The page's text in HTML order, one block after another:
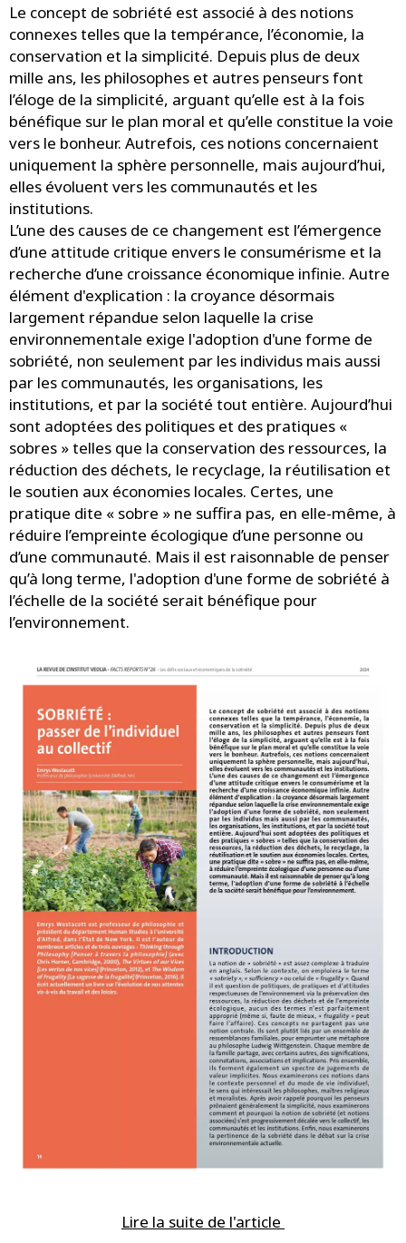
Le concept de sobriété est associé à des notions
connexes telles que la tempérance, l’économie, la
conservation et la simplicité. Depuis plus de deux
mille ans, les philosophes et autres penseurs font
l’éloge de la simplicité, arguant qu’elle est à la fois
bénéfique sur le plan moral et qu’elle constitue la voie
vers le bonheur. Autrefois, ces notions concernaient
uniquement la sphère personnelle, mais aujourd’hui,
elles évoluent vers les communautés et les
institutions.
L’une des causes de ce changement est l’émergence
d’une attitude critique envers le consumérisme et la
recherche d’une croissance économique infinie. Autre
élément d'explication : la croyance désormais
largement répandue selon laquelle la crise
environnementale exige l'adoption d'une forme de
sobriété, non seulement par les individus mais aussi
par les communautés, les organisations, les
institutions, et par la société tout entière. Aujourd’hui
sont adoptées des politiques et des pratiques «
sobres » telles que la conservation des ressources, la
réduction des déchets, le recyclage, la réutilisation et
le soutien aux économies locales. Certes, une
pratique dite « sobre » ne suffira pas, en elle-même, à
réduire l’empreinte écologique d’une personne ou
d’une communauté. Mais il est raisonnable de penser
qu’à long terme, l'adoption d'une forme de sobriété à
l’échelle de la société serait bénéfique pour
l’environnement.
Lire la suite de l'article